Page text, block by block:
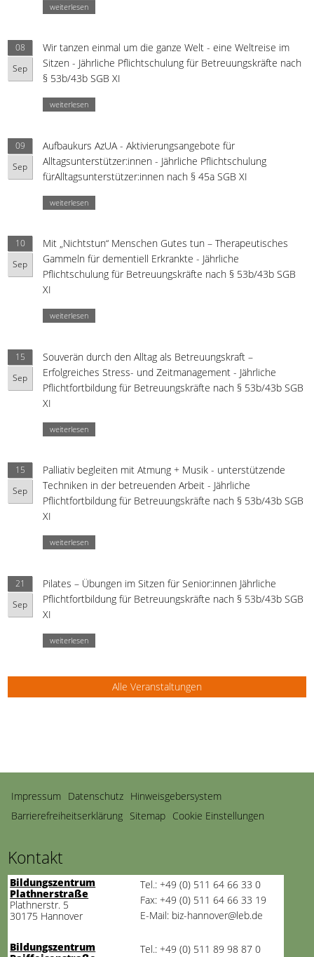
weiterlesen
08
Sep
Wir tanzen einmal um die ganze Welt - eine Weltreise im
Sitzen - Jährliche Pflichtschulung für Betreuungskräfte nach
§ 53b/43b SGB XI
weiterlesen
09
Sep
Aufbaukurs AzUA - Aktivierungsangebote für
Alltagsunterstützer:innen - Jährliche Pflichtschulung
fürAlltagsunterstützer:innen nach § 45a SGB XI
weiterlesen
10
Sep
Mit „Nichtstun“ Menschen Gutes tun – Therapeutisches
Gammeln für dementiell Erkrankte - Jährliche
Pflichtschulung für Betreuungskräfte nach § 53b/43b SGB
XI
weiterlesen
15
Sep
Souverän durch den Alltag als Betreuungskraft –
Erfolgreiches Stress- und Zeitmanagement - Jährliche
Pflichtfortbildung für Betreuungskräfte nach § 53b/43b SGB
XI
weiterlesen
15
Sep
Palliativ begleiten mit Atmung + Musik - unterstützende
Techniken in der betreuenden Arbeit - Jährliche
Pflichtfortbildung für Betreuungskräfte nach § 53b/43b SGB
XI
weiterlesen
21
Sep
Pilates – Übungen im Sitzen für Senior:innen Jährliche
Pflichtfortbildung für Betreuungskräfte nach § 53b/43b SGB
XI
weiterlesen
Alle Veranstaltungen
Navigation
überspringen
Impressum Datenschutz Hinweisgebersystem
Barrierefreiheitserklärung Sitemap Cookie Einstellungen
Kontakt
Bildungszentrum
Plathnerstraße
Plathnerstr. 5
30175 Hannover
Tel.: +49 (0) 511 64 66 33 0
Fax: +49 (0) 511 64 66 33 19
E-Mail: biz-hannover@leb.de
Bildungszentrum
Tel.: +49 (0) 511 89 98 87 0